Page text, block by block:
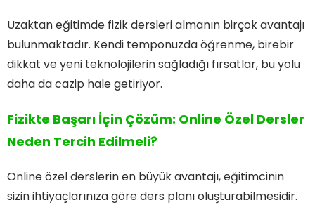
Uzaktan eğitimde fizik dersleri almanın birçok avantajı
bulunmaktadır. Kendi temponuzda öğrenme, birebir
dikkat ve yeni teknolojilerin sağladığı fırsatlar, bu yolu
daha da cazip hale getiriyor.
Fizikte Başarı İçin Çözüm: Online Özel Dersler
Neden Tercih Edilmeli?
Online özel derslerin en büyük avantajı, eğitimcinin
sizin ihtiyaçlarınıza göre ders planı oluşturabilmesidir.